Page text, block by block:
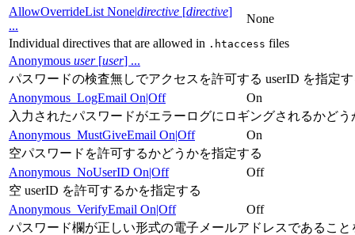
AllowOverrideList None|directive [directive]
...
None
Individual directives that are allowed in .htaccess files
Anonymous user[user] ...
パスワードの検査無しでアクセスを許可する userID を指定
Anonymous_LogEmail On|Off
On
入力されたパスワードがエラーログにロギングされるかど
Anonymous_MustGiveEmail On|Off
On
空パスワードを許可するかどうかを指定する
Anonymous_NoUserID On|Off
Off
空 userID を許可するかを指定する
Anonymous_VerifyEmail On|Off
Off
パスワード欄が正しい形式の電子メールアドレスであること